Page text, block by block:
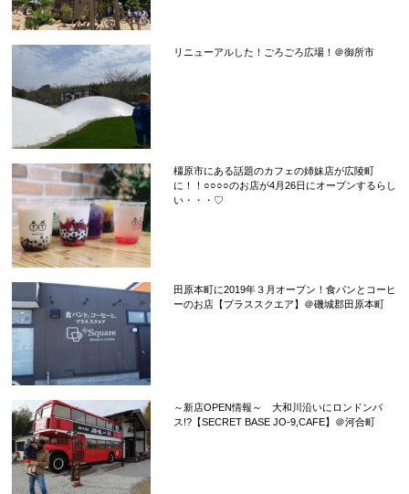
リニューアルした！ごろごろ広場！＠御所市
橿原市にある話題のカフェの姉妹店が広陵町
に！！○○○○のお店が4月26日にオープンするらし
い・・・♡
田原本町に2019年３月オープン！食パンとコーヒ
ーのお店【プラススクエア】＠磯城郡田原本町
～新店OPEN情報～ 大和川沿いにロンドンバ
ス!?【SECRET BASE JO-9,CAFE】＠河合町